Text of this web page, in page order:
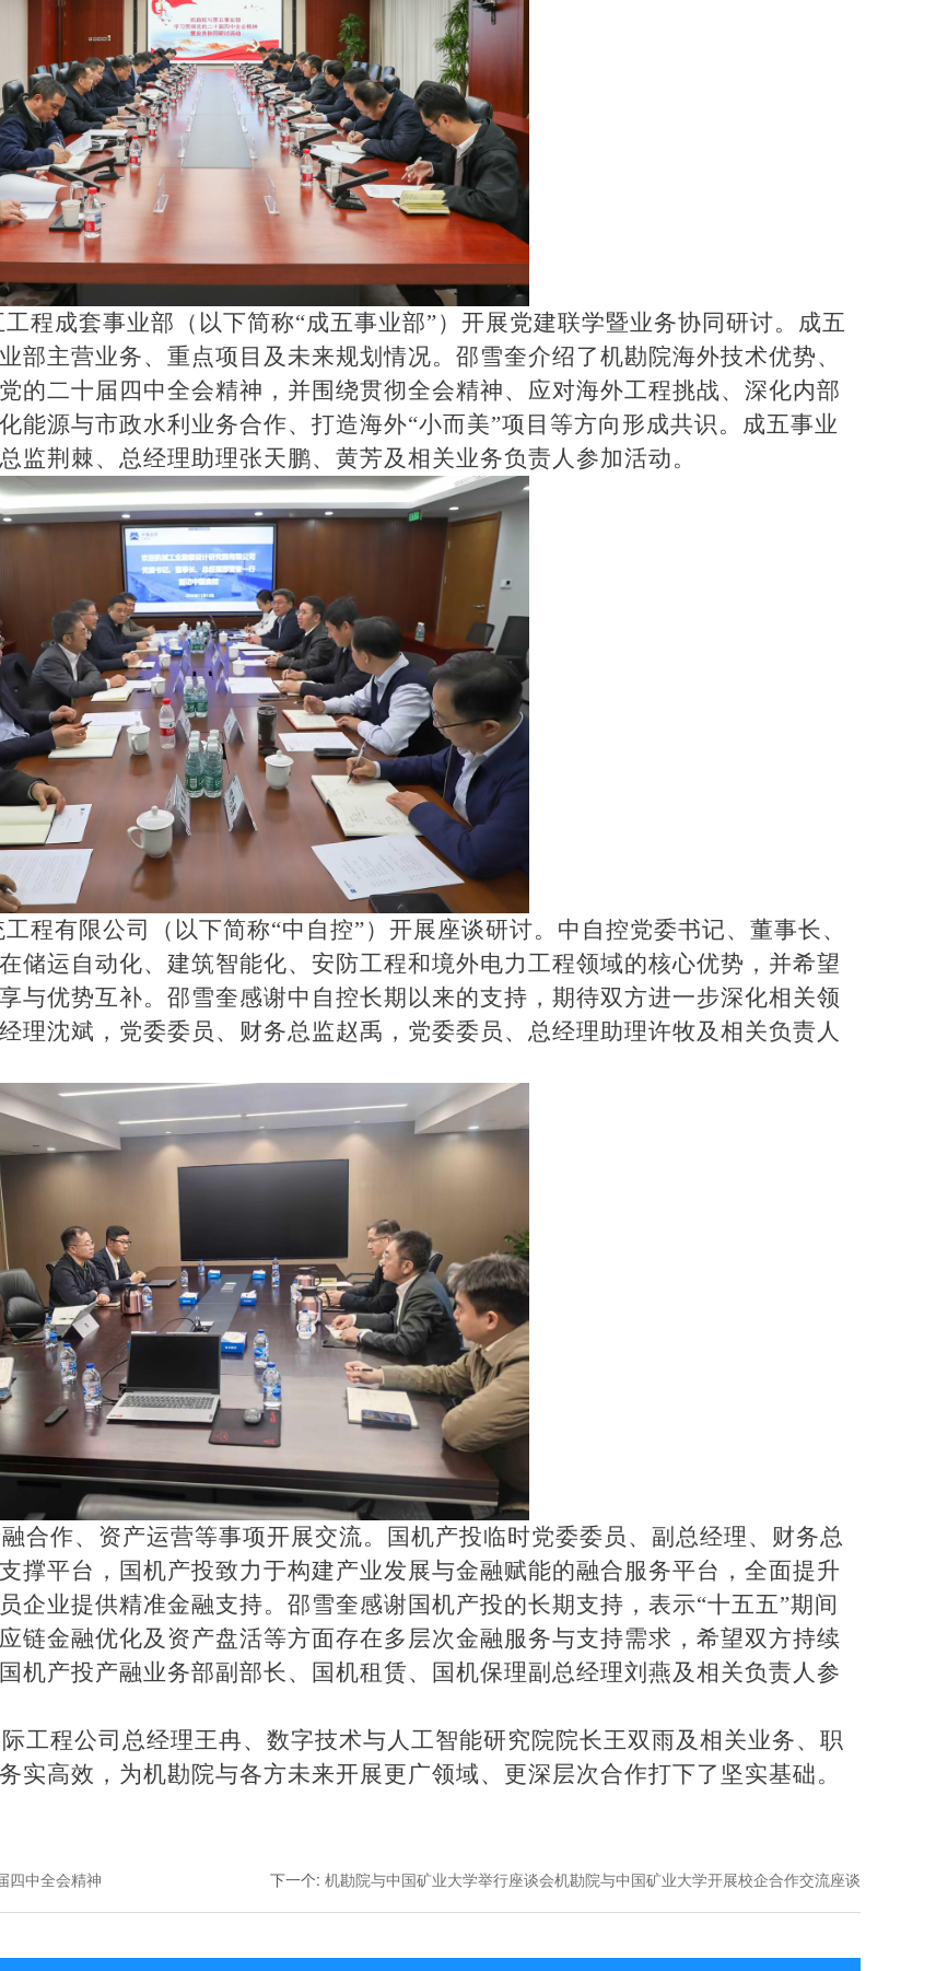
程成套事业部（以下简称“成五事业部”）开展党建联学暨业务协同研讨。成五
部主营业务、重点项目及未来规划情况。邵雪奎介绍了机勘院海外技术优势、
的二十届四中全会精神，并围绕贯彻全会精神、应对海外工程挑战、深化内部
能源与市政水利业务合作、打造海外“小而美”项目等方向形成共识。成五事业
监荆棘、总经理助理张天鹏、黄芳及相关业务负责人参加活动。
程有限公司（以下简称“中自控”）开展座谈研讨。中自控党委书记、董事长、
储运自动化、建筑智能化、安防工程和境外电力工程领域的核心优势，并希望
与优势互补。邵雪奎感谢中自控长期以来的支持，期待双方进一步深化相关领
理沈斌，党委委员、财务总监赵禹，党委委员、总经理助理许牧及相关负责人
合作、资产运营等事项开展交流。国机产投临时党委委员、副总经理、财务总
撑平台，国机产投致力于构建产业发展与金融赋能的融合服务平台，全面提升
企业提供精准金融支持。邵雪奎感谢国机产投的长期支持，表示“十五五”期间
链金融优化及资产盘活等方面存在多层次金融服务与支持需求，希望双方持续
机产投产融业务部副部长、国机租赁、国机保理副总经理刘燕及相关负责人参
工程公司总经理王冉、数字技术与人工智能研究院院长王双雨及相关业务、职
实高效，为机勘院与各方未来开展更广领域、更深层次合作打下了坚实基础。
四中全会精神 下一个: 机勘院与中国矿业大学举行座谈会机勘院与中国矿业大学开展校企合作交流座谈